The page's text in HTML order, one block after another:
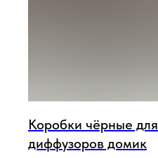
Коробки чёрные для
диффузоров домик